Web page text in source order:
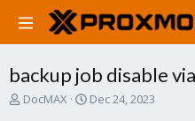
backup job disable
T
DocMAX
S
Dec 24, 2023